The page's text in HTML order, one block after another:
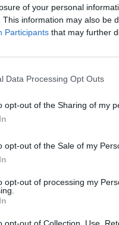
of your personal
This information may also be
Participants that may further
Data Processing Opt Outs
opt-out of the Sharing of my
opt-out of the Sale of my
opt-out of processing my